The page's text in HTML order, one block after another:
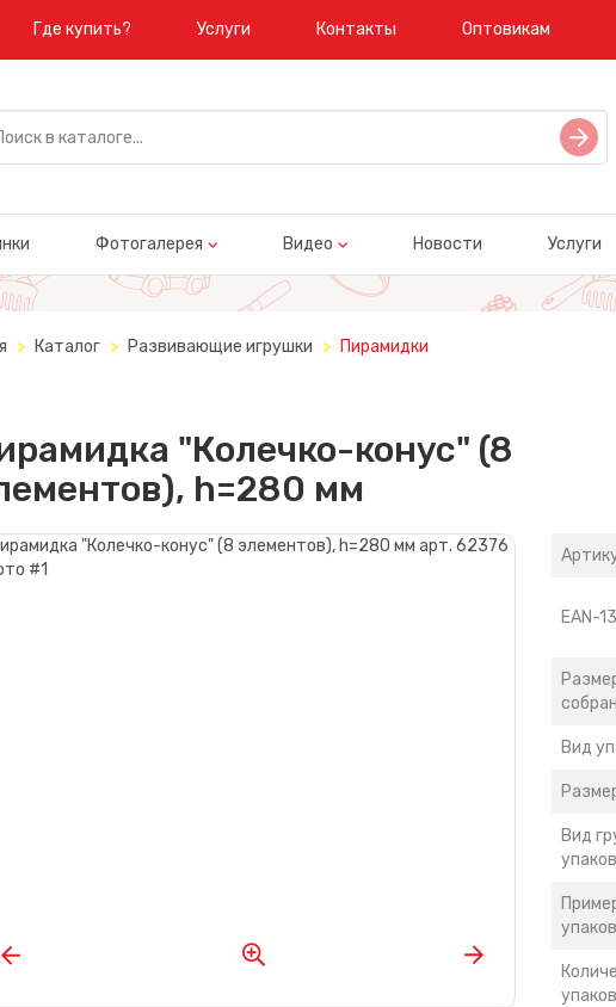
Где купить? Услуги Контакты Оптовикам
Фотогалерея Видео Новости Услуги
Каталог Развивающие игрушки Пирамидки
"Колечко-конус" (8
h=280 мм
EAN-
Вид
Вид